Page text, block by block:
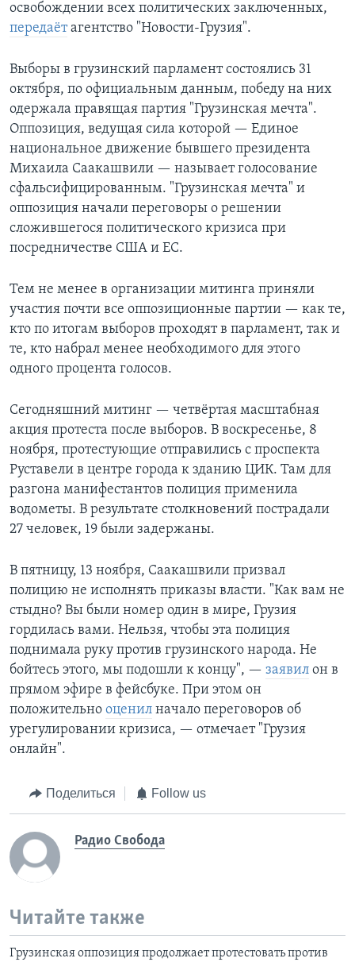
освобождении всех политических заключенных,
передаётагентство "Новости-Грузия".
Выборы в грузинский парламент состоялись 31
октября, по официальным данным, победу на них
одержала правящая партия "Грузинская мечта".
Оппозиция, ведущая сила которой — Единое
национальное движение бывшего президента
Михаила Саакашвили — называет голосование
сфальсифицированным. "Грузинская мечта" и
оппозиция начали переговоры о решении
сложившегося политического кризиса при
посредничестве США и ЕС.
Тем не менее в организации митинга приняли
участия почти все оппозиционные партии — как те,
кто по итогам выборов проходят в парламент, так и
те, кто набрал менее необходимого для этого
одного процента голосов.
Сегодняшний митинг — четвёртая масштабная
акция протеста после выборов. В воскресенье, 8
ноября, протестующие отправились с проспекта
Руставели в центре города к зданию ЦИК. Там для
разгона манифестантов полиция применила
водометы. В результате столкновений пострадали
27 человек, 19 были задержаны.
В пятницу, 13 ноября, Саакашвили призвал
полицию не исполнять приказы власти. "Как вам не
стыдно? Вы были номер один в мире, Грузия
гордилась вами. Нельзя, чтобы эта полиция
поднимала руку против грузинского народа. Не
бойтесь этого, мы подошли к концу", — заявил он в
прямом эфире в фейсбуке. При этом он
положительно оценил начало переговоров об
урегулировании кризиса, — отмечает "Грузия
онлайн".
Поделиться Follow us
Радио Свобода
Читайте также
Грузинская оппозиция продолжает протестовать против